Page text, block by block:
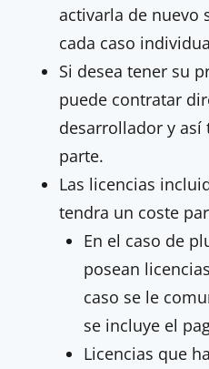
activarla de nuevo
cada caso
Si desea tener su
puede contratar
desarrollador y
parte.
Las licencias
tendra un coste
En el caso de
posean
caso se le
se incluye el
Licencias que